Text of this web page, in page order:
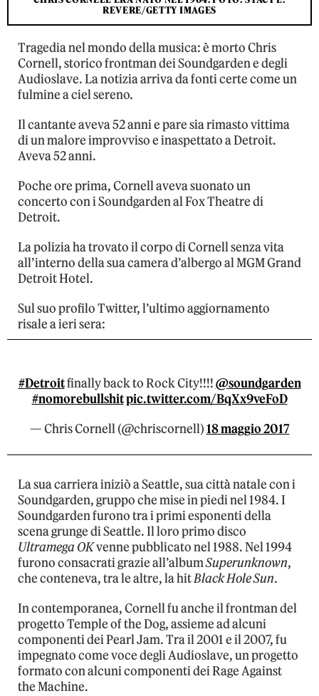
REVERE/GETTY IMAGES
Tragedia nel mondo della musica: è morto Chris
Cornell, storico frontman dei Soundgarden e degli
Audioslave. La notizia arriva da fonti certe come un
fulmine a ciel sereno.
Il cantante aveva 52 anni e pare sia rimasto vittima
di un malore improvviso e inaspettato a Detroit.
Aveva 52 anni.
Poche ore prima, Cornell aveva suonato un
concerto con i Soundgarden al Fox Theatre di
Detroit.
La polizia ha trovato il corpo di Cornell senza vita
all’interno della sua camera d’albergo al MGM Grand
Detroit Hotel.
Sul suo profilo Twitter, l’ultimo aggiornamento
risale a ieri sera:
#Detroitfinally back to Rock City!!!!@soundgarden
#nomorebullshitpic.twitter.com/BqXx9veFoD
— Chris Cornell (@chriscornell)18 maggio 2017
La sua carriera iniziò a Seattle, sua città natale con i
Soundgarden, gruppo che mise in piedi nel 1984. I
Soundgarden furono tra i primi esponenti della
scena grunge di Seattle. Il loro primo disco
Ultramega OKvenne pubblicato nel 1988. Nel 1994
furono consacrati grazie all’albumSuperunknown,
che conteneva, tra le altre, la hitBlack Hole Sun.
In contemporanea, Cornell fu anche il frontman del
progetto Temple of the Dog, assieme ad alcuni
componenti dei Pearl Jam. Tra il 2001 e il 2007, fu
impegnato come voce degli Audioslave, un progetto
formato con alcuni componenti dei Rage Against
the Machine.